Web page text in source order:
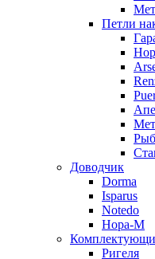
Петли
Доводчик
Dorma
Isparus
Notedo
Нора-М
Ригеля